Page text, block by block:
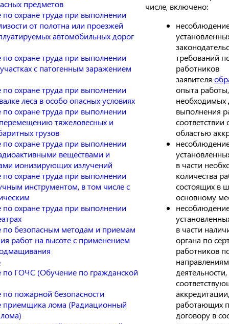
предметов
охране труда при выполнении
от полотна или проезжей
автомобильных дорог
охране труда при выполнении
с патогенным заражением
охране труда при выполнении
леса в особо опасных условиях
охране труда при выполнении
тяжеловесных и
грузов
охране труда при выполнении
веществами и
ионизирующих излучений
охране труда при выполнении
инструментом, в том числе с
охране труда при выполнении
по безопасным методам и приемам
работ на высоте с применением
по ГОЧС (Обучение по гражданской
пожарной безопасности
приемщика лома (Радиационный
числе, включено:
требований
работников
заявителя
опыта работы,
необходимых
выполнения
соответствии
областью
в части
количества
состоящих в
основному
в части
органа по
работников
направлениям
деятельности,
аккредитации,
работающих
договору в